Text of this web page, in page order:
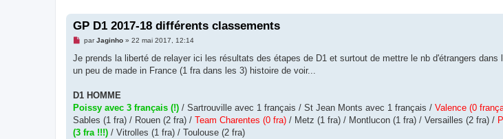
GP D1 2017-18 différents classements
M
s
a
n
o
l
u
parJaginho» 22 mai 2017, 12:14
Je prends la liberté de relayer ici les résultats des étapes de D1 et surtout de mettre le nb d'étrangers
un peu de made in France (1 fra dans les 3) histoire de voir...
D1 HOMME
Poissy avec 3 français (!) / Sartrouville avec 1 français / St Jean Monts avec 1 français / Valence (0
Sables (1 fra) / Rouen (2 fra) / Team Charentes (0 fra) / Metz (1 fra) / Montlucon (1 fra) / Versailles (2 fra) /
(3 fra !!!) / Vitrolles (1 fra) / Toulouse (2 fra)